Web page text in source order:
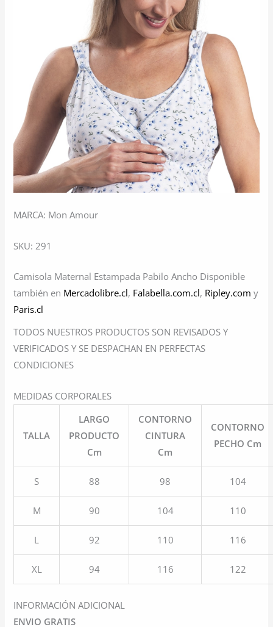
MARCA: Mon Amour
SKU: 291
Camisola Maternal Estampada Pabilo Ancho Disponible
también en Mercadolibre.cl, Falabella.com.cl, Ripley.com y
Paris.cl
TODOS NUESTROS PRODUCTOS SON REVISADOS Y
VERIFICADOS Y SE DESPACHAN EN PERFECTAS
CONDICIONES
MEDIDAS CORPORALES
TALLA
LARGO
PRODUCTO
Cm
CONTORNO
CINTURA
Cm
CONTORNO
PECHO Cm
S 88 98 104
M 90 104 110
L 92 110 116
XL 94 116 122
INFORMACIÓN ADICIONAL
ENVIO GRATIS